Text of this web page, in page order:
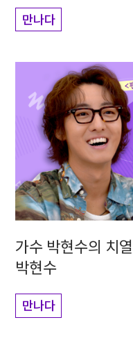
만나다
가수 박현수의 치
박현수
만나다